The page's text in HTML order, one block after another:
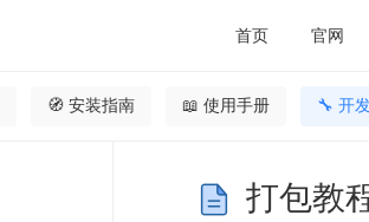
首页 官网
🧭 安装指南 📖 使用手册 🔧 开
打包教